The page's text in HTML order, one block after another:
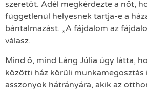
szeretőt. Adél megkérdezte a nőt,
függetlenül helyesnek tartja-e a
bántalmazást. „A fájdalom az
válasz.
Mind ő, mind Láng Júlia úgy látta,
közötti ház körüli munkamegosztás
asszonyok hátrányára, akik az